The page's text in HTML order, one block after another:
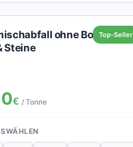
Top-Seller
ohne Boden,
Steine
€ / Tonne